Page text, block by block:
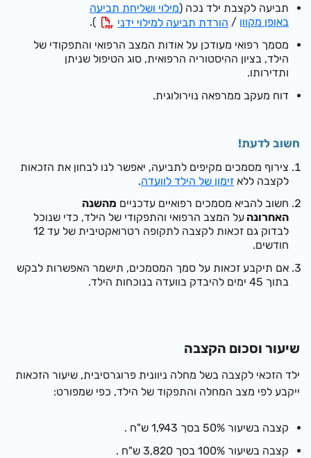
תביעה לקצבת ילד נכה (מילוי ושליחת תביעה
באופן מקוון/ הורדת תביעה למילוי ידני
).
מ
סמך רפואי מעודכן על אודות המצב הרפואי והתפקודי של
הילד, בציון ההיסטוריה הרפואית, סוג הטיפול שניתן
ותדירותו.
דוח מעקב ממרפאה נוירולוגית.
חשוב לדעת!
צירוף מסמכים מקיפים לתביעה, יאפשר לנו לבחון את הזכאות
לקצבה ללאזימון של הילד לוועדה.
חשוב להביא מסמכים רפואיים עדכנייםמהשנה
האחרונהעל המצב הרפואי והתפקודי של הילד, כדי שנוכל
לבדוק גם זכאות לקצבה לתקופה רטרואקטיבית של עד 12
חודשים.
אם תיקבע זכאות על סמך המסמכים, תישמר האפשרות לבקש
בתוך 45 ימים להיבדק בוועדה בנוכחות הילד.
שיעור וסכום הקצבה
ילד הזכאי לקצבה בשל מחלה ניוונית פרוגרסיבית, שיעור הזכאות
ייקבע לפי מצב המחלה והתפקוד של הילד, כפי שמפורט:
קצבה בשיעור 50% בסך 1,943 ש"ח
.
קצבה בשיעור 100% בסך
3,820 ש"ח
.